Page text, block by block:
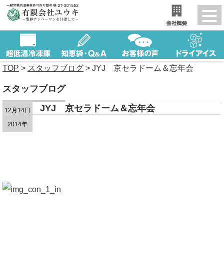
TOP > スタッフブログ > JYJ 京セラドーム＆忘年会
スタッフブログ
12月14日
2014年
JYJ 京セラドーム＆忘年会